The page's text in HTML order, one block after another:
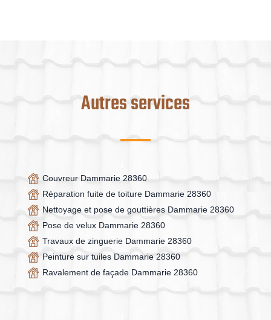
Autres services
Couvreur Dammarie 28360
Réparation fuite de toiture Dammarie 28360
Nettoyage et pose de gouttières Dammarie 28360
Pose de velux Dammarie 28360
Travaux de zinguerie Dammarie 28360
Peinture sur tuiles Dammarie 28360
Ravalement de façade Dammarie 28360